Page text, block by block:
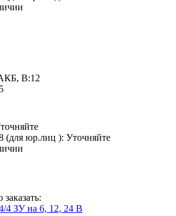
B:12
(для юр.лиц ): Уточняйте